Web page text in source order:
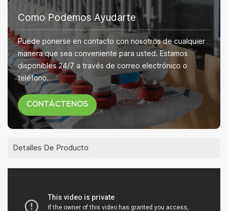
Como Podemos Ayudarte
Puede ponerse en contacto con nosotros de cualquier
manera que sea conveniente para usted. Estamos
disponibles 24/7 a través de correo electrónico o
teléfono.
CONTÁCTENOS
Detalles De Producto